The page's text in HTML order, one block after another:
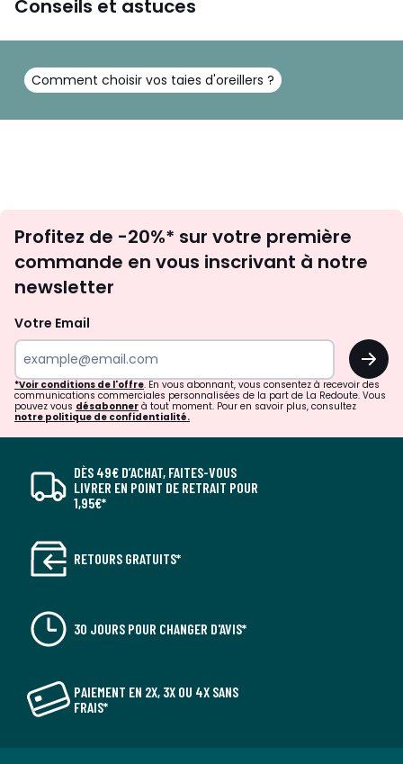
Conseils et astuces
Comment choisir vos taies d'oreillers ?
newsletter
Profitez de -20%* sur votre première
commande en vous inscrivant à notre
newsletter
Votre Email
OK
*Voir conditions de l'offre. En vous abonnant, vous consentez à recevoir des
communications commerciales personnalisées de la part de La Redoute. Vous
pouvez vous désabonner à tout moment. Pour en savoir plus, consultez
notre politique de confidentialité.
DÈS 49€ D’ACHAT, FAITES-VOUS
LIVRER EN POINT DE RETRAIT POUR
1,95€*
RETOURS GRATUITS*
30 JOURS POUR CHANGER D'AVIS*
PAIEMENT EN 2X, 3X OU 4X SANS
FRAIS*